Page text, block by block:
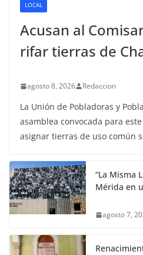
LOCAL
Acusan al
rifar tierras de
agosto 8, 2026 Redaccion
La Unión de Pobladoras y
asamblea convocada para
asignar tierras de uso común
“La Misma
Mérida en
agosto 7,